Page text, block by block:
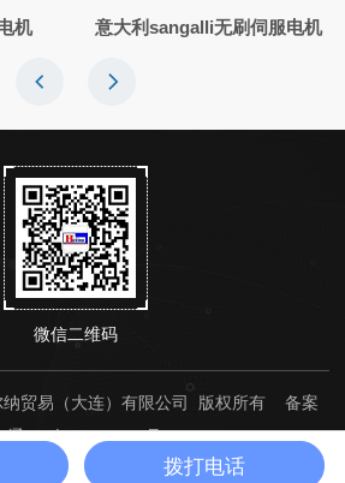
机 意大利sangalli无刷伺服电机
微信二维码
纳贸易（大连）有限公司 版权所有备案
辽ICP备14000236号-1
sitemap.xml
拨打电话